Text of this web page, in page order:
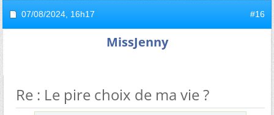
07/08/2024, 16h17 #16
MissJenny
Re : Le pire choix de ma vie ?